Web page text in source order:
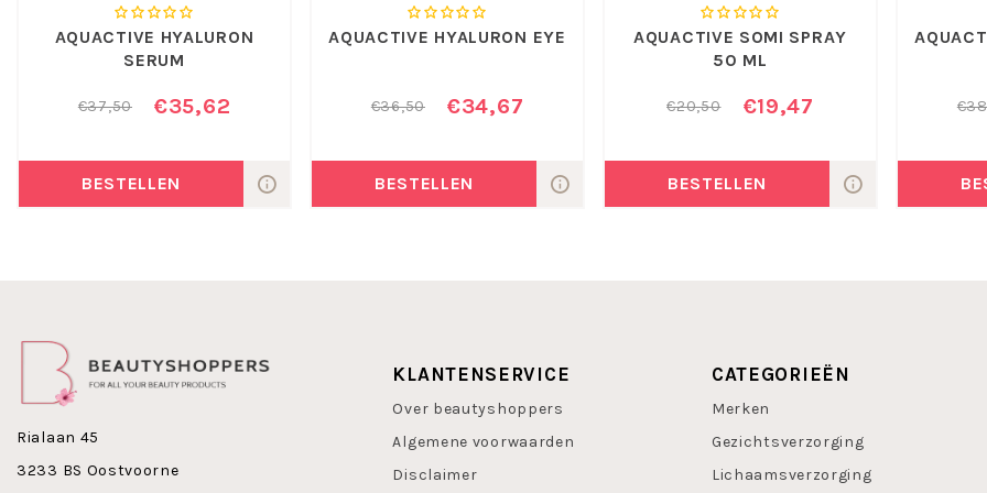
AQUACTIVE HYALURON
SERUM
€37,50 €35,62
BESTELLEN
AQUACTIVE HYALURON EYE
€36,50 €34,67
BESTELLEN
AQUACTIVE SOMI SPRAY
50 ML
€20,50 €19,47
BESTELLEN
Rialaan 45
3233 BS Oostvoorne
KLANTENSERVICE
Over beautyshoppers
Algemene voorwaarden
Disclaimer
CATEGORIEËN
Merken
Gezichtsverzorging
Lichaamsverzorging